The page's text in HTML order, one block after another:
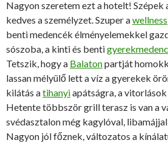
Nagyon szeretem ezt a hotelt! Szépek
kedves a személyzet. Szuper awellness
benti medencék élményelemekkel
sószoba, a kinti és benti
Tetszik, hogy a Balatonpartját
lassan mélyülő lett a víz a gyerekek
kilátás atihanyiapátságra, a
Hetente többször grill terasz is van a
svédasztalon még kagylóval,
Nagyon jól főznek, változatos a